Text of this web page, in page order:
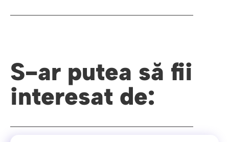
S-ar putea să fii
interesat de: